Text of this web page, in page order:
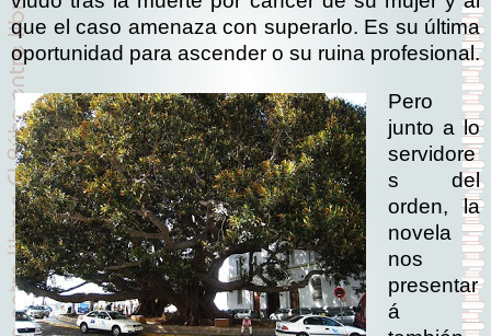
que el caso amenaza con superarlo. Es su última
oportunidad para ascender o su ruina profesional.
Pero
junto a lo
servidore
s del
orden, la
novela
nos
presentar
á